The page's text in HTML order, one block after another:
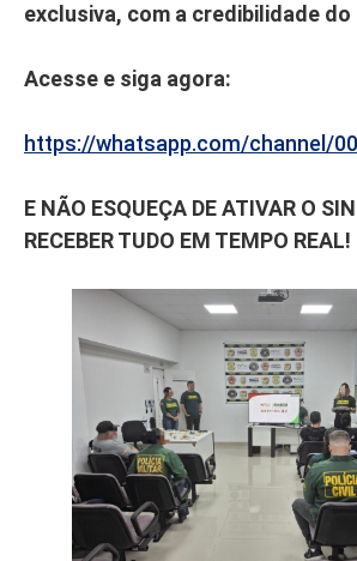
exclusiva, com a credibilidade do
Acesse e siga agora:
https://whatsapp.com/channel/
E NÃO ESQUEÇA DE ATIVAR O
RECEBER TUDO EM TEMPO REAL!